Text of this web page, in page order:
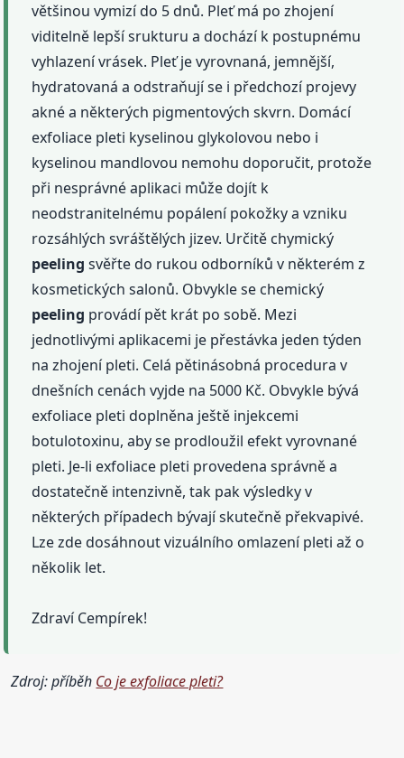
většinou vymizí do 5 dnů. Pleť má po zhojení
viditelně lepší srukturu a dochází k postupnému
vyhlazení vrásek. Pleť je vyrovnaná, jemnější,
hydratovaná a odstraňují se i předchozí projevy
akné a některých pigmentových skvrn. Domácí
exfoliace pleti kyselinou glykolovou nebo i
kyselinou mandlovou nemohu doporučit, protože
při nesprávné aplikaci může dojít k
neodstranitelnému popálení pokožky a vzniku
rozsáhlých svráštělých jizev. Určitě chymický
peeling svěřte do rukou odborníků v některém z
kosmetických salonů. Obvykle se chemický
peeling provádí pět krát po sobě. Mezi
jednotlivými aplikacemi je přestávka jeden týden
na zhojení pleti. Celá pětinásobná procedura v
dnešních cenách vyjde na 5000 Kč. Obvykle bývá
exfoliace pleti doplněna ještě injekcemi
botulotoxinu, aby se prodloužil efekt vyrovnané
pleti. Je-li exfoliace pleti provedena správně a
dostatečně intenzivně, tak pak výsledky v
některých případech bývají skutečně překvapivé.
Lze zde dosáhnout vizuálního omlazení pleti až o
několik let.
Zdraví Cempírek!
Zdroj: příběh Co je exfoliace pleti?